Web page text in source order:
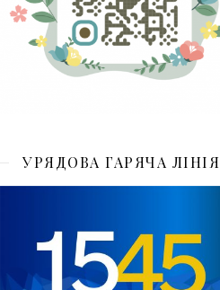
УРЯДОВА ГАРЯЧА ЛІНІЯ